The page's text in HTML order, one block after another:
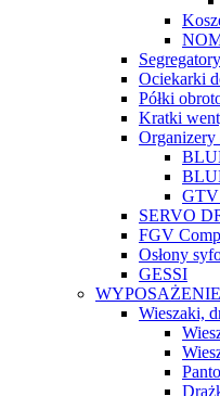
Ociekarki
Półki
Kratki
Organizery
SERVO
FGV
Osłony
GESSI
Wieszaki,